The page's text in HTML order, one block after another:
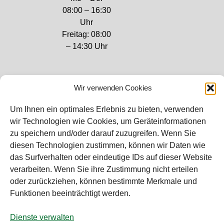
Wir verwenden Cookies
Um Ihnen ein optimales Erlebnis zu bieten, verwenden
wir Technologien wie Cookies, um Geräteinformationen
zu speichern und/oder darauf zuzugreifen. Wenn Sie
diesen Technologien zustimmen, können wir Daten wie
das Surfverhalten oder eindeutige IDs auf dieser Website
verarbeiten. Wenn Sie ihre Zustimmung nicht erteilen
oder zurückziehen, können bestimmte Merkmale und
Funktionen beeinträchtigt werden.
Dienste verwalten
08:00 – 16:30
Uhr
Freitag: 08:00
– 14:30 Uhr
Bei diesem Webshop handelt es sich um
einen B2B-Webshop
RAUCH – Ihr Experte aus Österreich für Waagen,
Eich- & Kalibrierservice, Sprühnebel-
Zerstäubungstechnik und Lebensmittelmaschinen.
Sämtliche Angebote der A. Rauch GmbH richten sich
nicht an Verbraucher, sondern ausschließlich an
aus Österreich, Deutschland und der Schweiz